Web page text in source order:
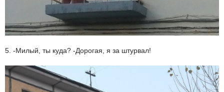
5. -Милый, ты куда? -Дорогая, я за штурвал!